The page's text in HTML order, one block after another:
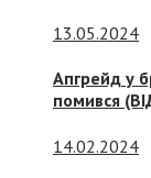
13.05.2024
Апгрейд у
помився
14.02.2024